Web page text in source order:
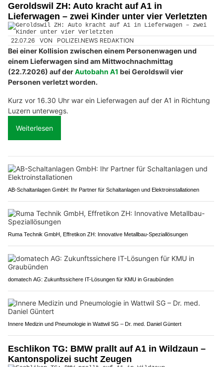
Geroldswil ZH: Auto kracht auf A1 in
Lieferwagen – zwei Kinder unter vier Verletzten
22.07.26 VON POLIZEI.NEWS REDAKTION
Bei einer Kollision zwischen einem Personenwagen und
einem Lieferwagen sind am Mittwochnachmittag
(22.7.2026) auf derAutobahn A1 bei Geroldswil vier
Personen verletzt worden.
Kurz vor 16.30 Uhr war ein Lieferwagen auf der A1 in Richtung
Luzern unterwegs.
Weiterlesen
AB-Schaltanlagen GmbH: Ihr Partner für Schaltanlagen und Elektroinstallationen
Ruma Technik GmbH, Effretikon ZH: Innovative Metallbau-Speziallösungen
domatech AG: Zukunftssichere IT-Lösungen für KMU in Graubünden
Innere Medizin und Pneumologie in Wattwil SG – Dr. med. Daniel Güntert
Eschlikon TG: BMW prallt auf A1 in Wildzaun –
Kantonspolizei sucht Zeugen